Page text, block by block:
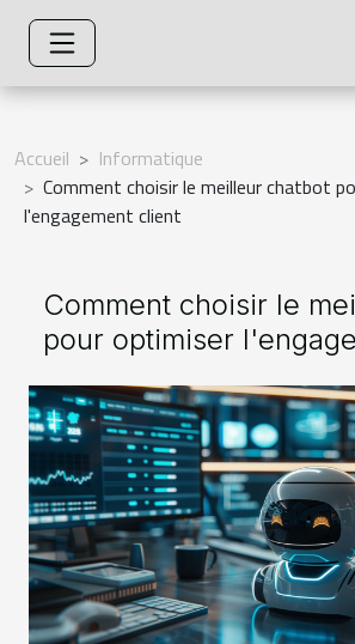
Accueil
Informatique
Comment choisir le meilleur chatbot
l'engagement client
Comment choisir le
pour optimiser